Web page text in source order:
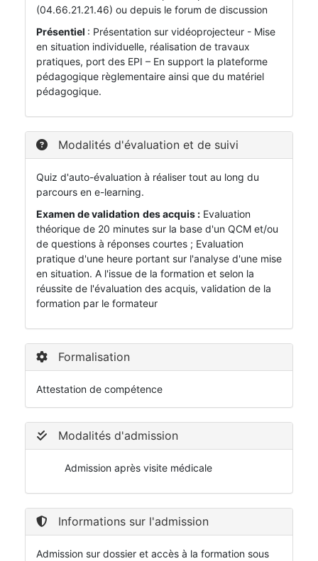
(04.66.21.21.46) ou depuis le forum de discussion
Présentiel : Présentation sur vidéoprojecteur - Mise
en situation individuelle, réalisation de travaux
pratiques, port des EPI – En support la plateforme
pédagogique règlementaire ainsi que du matériel
pédagogique.
Modalités d'évaluation et de suivi
Quiz d'auto-évaluation à réaliser tout au long du
parcours en e-learning.
Examen de validation des acquis : Evaluation
théorique de 20 minutes sur la base d'un QCM et/ou
de questions à réponses courtes ; Evaluation
pratique d'une heure portant sur l'analyse d'une mise
en situation. A l'issue de la formation et selon la
réussite de l'évaluation des acquis, validation de la
formation par le formateur
Formalisation
Attestation de compétence
Modalités d'admission
Admission après visite médicale
Informations sur l'admission
Admission sur dossier et accès à la formation sous